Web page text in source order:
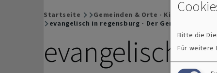
Breadcrumb
Startseite Gemeinden & Orte - Kirche vor Ort
evangelisch in regensburg - Der Gemeindebrief
evangelischBitte die
Für weitere